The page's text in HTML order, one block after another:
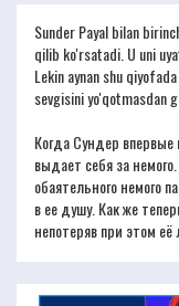
Sunder Payal bilan
qilib ko'rsatadi. U uni
Lekin aynan shu
sevgisini yo'qotmasdan
Когда Сундер
выдает себя за
обаятельного немого
в ее душу. Как же
непотеряв при этом